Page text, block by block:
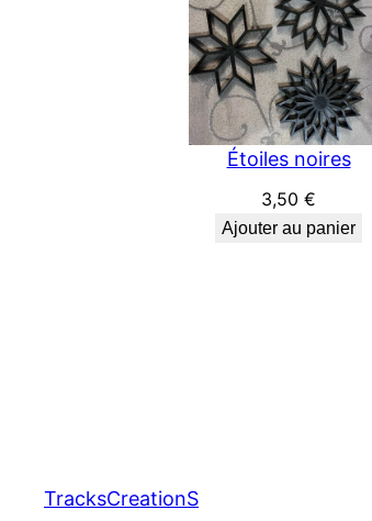
Étoiles noires
3,50 €
Ajouter au panier
TracksCreationS